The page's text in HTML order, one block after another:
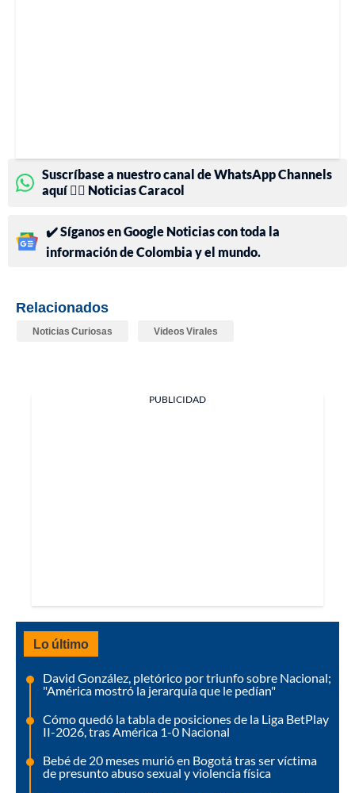
Suscríbase a nuestro canal de WhatsApp Channels
aquí 👉🏻 Noticias Caracol
✔️ Síganos en Google Noticias con toda la
información de Colombia y el mundo.
Relacionados
Noticias Curiosas Videos Virales
PUBLICIDAD
Lo último
David González, pletórico por triunfo sobre Nacional;
"América mostró la jerarquía que le pedían"
Cómo quedó la tabla de posiciones de la Liga BetPlay
II-2026, tras América 1-0 Nacional
Bebé de 20 meses murió en Bogotá tras ser víctima
de presunto abuso sexual y violencia física